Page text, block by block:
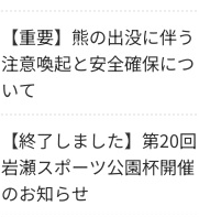
【重要】熊の出没に伴う
注意喚起と安全確保につ
いて
【終了しました】第20回
岩瀬スポーツ公園杯開催
のお知らせ